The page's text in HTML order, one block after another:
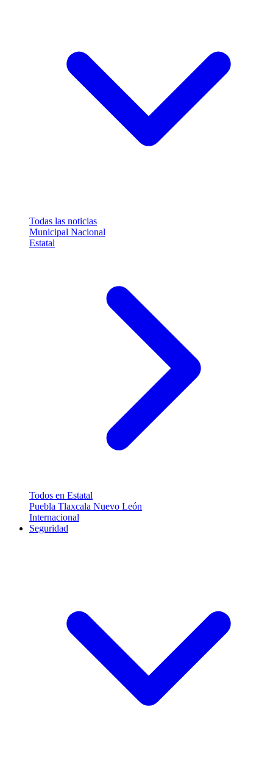
Todas las noticias
Municipal Nacional
Estatal
Todos en Estatal
Puebla Tlaxcala Nuevo León
Internacional
Seguridad